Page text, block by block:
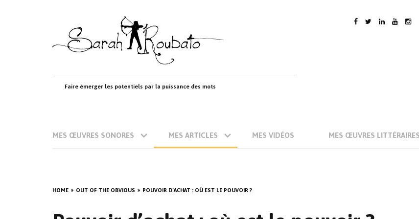
content
Faire émerger les potentiels par la puissance des mots
MES ŒUVRES SONORES MES ARTICLES MES VIDÉOS MES ŒUVRES LITTÉRAIRES
HOME OUT OF THE OBVIOUS POUVOIR D’ACHAT : OÙ EST LE POUVOIR ?